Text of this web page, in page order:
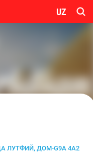
UZ
ЛУТФИЙ, ДОМ-G9A 4A2